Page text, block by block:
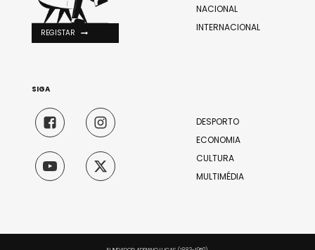
NACIONAL
INTERNACIONAL
DESPORTO
ECONOMIA
CULTURA
MULTIMÉDIA
REGISTAR
SIGA